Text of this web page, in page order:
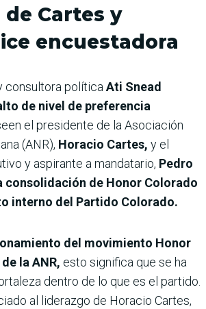
de Cartes y
encuestadora
consultora política Ati Snead
de nivel de preferencia
el presidente de la Asociación
(ANR), Horacio Cartes, y el
y aspirante a mandatario, Pedro
consolidación de Honor Colorado
interno del Partido Colorado.
del movimiento Honor
la ANR, esto significa que se ha
dentro de lo que es el partido.
al liderazgo de Horacio Cartes,